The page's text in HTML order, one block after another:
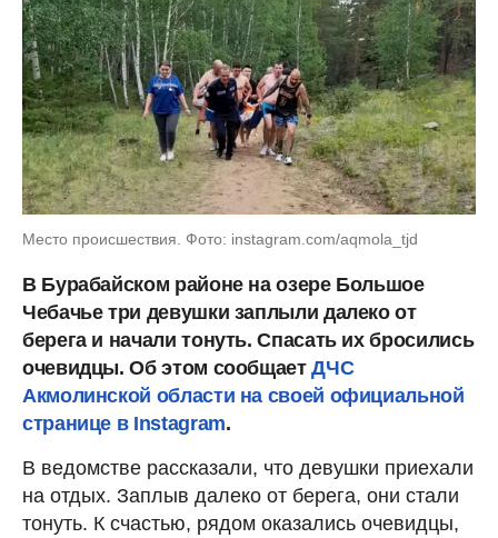
Место происшествия. Фото: instagram.com/aqmola_tjd
В Бурабайском районе на озере Большое
Чебачье три девушки заплыли далеко от
берега и начали тонуть. Спасать их бросились
очевидцы. Об этом сообщаетДЧС
Акмолинской области на своей официальной
странице в Instagram.
В ведомстве рассказали, что девушки приехали
на отдых. Заплыв далеко от берега, они стали
тонуть. К счастью, рядом оказались очевидцы,